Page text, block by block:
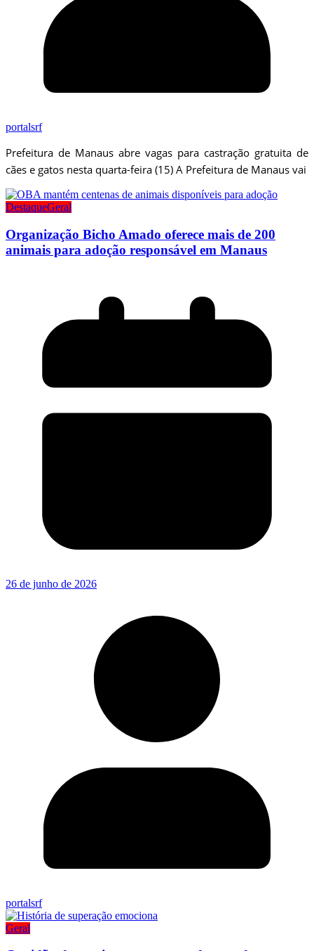
portalsrf
Prefeitura de Manaus abre vagas para castração gratuita de
cães e gatos nesta quarta-feira (15) A Prefeitura de Manaus vai
DestaqueGeral
Organização Bicho Amado oferece mais de 200
animais para adoção responsável em Manaus
26 de junho de 2026
portalsrf
Geral